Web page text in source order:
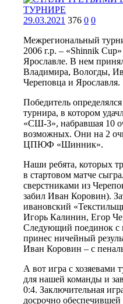
29.03.2021 376 0 0
Межрегиональный
2006 г.р. – «Shinnik
Ярославле. В нем
Владимира, Вологды,
Череповца и Ярославля.
Победитель
турнира, в котором
«СШ-3», набравшая 10
возможных. Они на 2
ЦПЮФ «Шинник».
Наши ребята, которых
в стартовом матче
сверстниками из
забил Иван Коровин).
ивановский
Игорь Калинин, Егор
Следующий поединок
принес ничейный
Иван Коровин – с
А вот игра с хозяевами
для нашей команды и
0:4. Заключительная
досрочно обеспечившей